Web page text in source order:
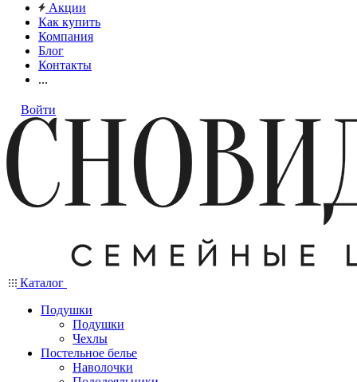
Акции
Как купить
Компания
Блог
Контакты
...
Войти
Каталог
Подушки
Подушки
Чехлы
Постельное белье
Наволочки